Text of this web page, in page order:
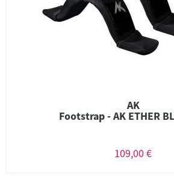
AK
Footstrap - AK ETHER
109,00 €